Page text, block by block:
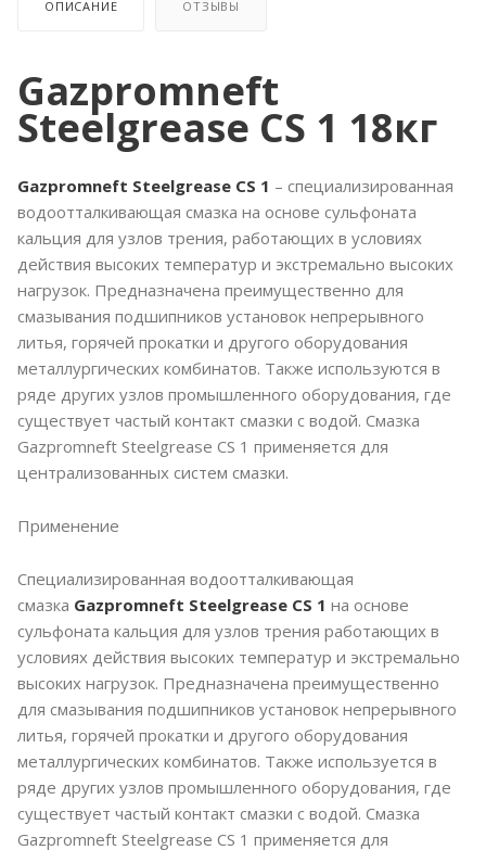
ОПИСАНИЕ ОТЗЫВЫ
Gazpromneft
Steelgrease CS 1 18кг
Gazpromneft Steelgrease CS 1 – специализированная
водоотталкивающая смазка на основе сульфоната
кальция для узлов трения, работающих в условиях
действия высоких температур и экстремально высоких
нагрузок. Предназначена преимущественно для
смазывания подшипников установок непрерывного
литья, горячей прокатки и другого оборудования
металлургических комбинатов. Также используются в
ряде других узлов промышленного оборудования, где
существует частый контакт смазки с водой. Смазка
Gazpromneft Steelgrease CS 1 применяется для
централизованных систем смазки.
Применение
Специализированная водоотталкивающая
смазка Gazpromneft Steelgrease CS 1 на основе
сульфоната кальция для узлов трения работающих в
условиях действия высоких температур и экстремально
высоких нагрузок. Предназначена преимущественно
для смазывания подшипников установок непрерывного
литья, горячей прокатки и другого оборудования
металлургических комбинатов. Также используется в
ряде других узлов промышленного оборудования, где
существует частый контакт смазки с водой. Смазка
Gazpromneft Steelgrease CS 1 применяется для